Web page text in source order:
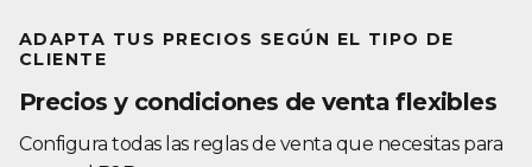
ADAPTA TUS PRECIOS SEGÚN EL TIPO DE
CLIENTE
Precios y condiciones de venta flexibles
Configura todas las reglas de venta que necesitas para